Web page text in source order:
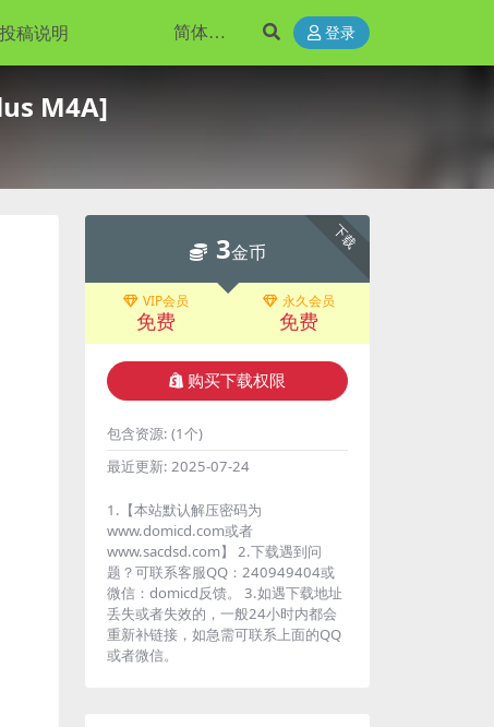
投稿说明 登录
M4A]
下载
3金币
VIP会员
免费
永久会员
免费
购买下载权限
包含资源: (1个)
最近更新: 2025-07-24
1.【本站默认解压密码为
www.domicd.com或者
www.sacdsd.com】 2.下载遇到问
题？可联系客服QQ：240949404或
微信：domicd反馈。 3.如遇下载地址
丢失或者失效的，一般24小时内都会
重新补链接，如急需可联系上面的QQ
或者微信。